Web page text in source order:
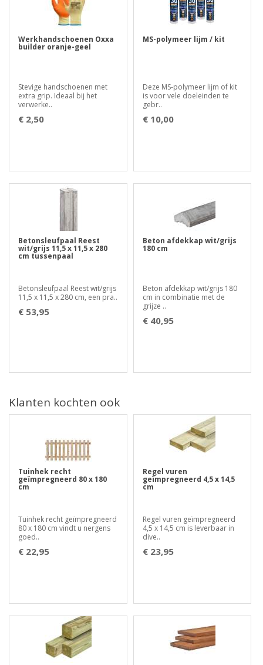
Werkhandschoenen Oxxa
builder oranje-geel
Stevige handschoenen met
extra grip. Ideaal bij het
verwerke..
€ 2,50
MS-polymeer lijm / kit
Deze MS-polymeer lijm of kit
is voor vele doeleinden te
gebr..
€ 10,00
Betonsleufpaal Reest
wit/grijs 11,5 x 11,5 x 280
cm tussenpaal
Betonsleufpaal Reest wit/grijs
11,5 x 11,5 x 280 cm, een pra..
€ 53,95
Beton afdekkap wit/grijs
180 cm
Beton afdekkap wit/grijs 180
cm in combinatie met de
grijze ..
€ 40,95
Klanten kochten ook
Tuinhek recht
geïmpregneerd 80 x 180
cm
Tuinhek recht geïmpregneerd
80 x 180 cm vindt u nergens
goed..
€ 22,95
Regel vuren
geïmpregneerd 4,5 x 14,5
cm
Regel vuren geïmpregneerd
4,5 x 14,5 cm is leverbaar in
dive..
€ 23,95